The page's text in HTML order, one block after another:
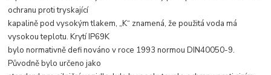
ochranu proti tryskající
kapalině pod vysokým tlakem, „K“ znamená, že použitá voda má
vysokou teplotu. Krytí IP69K
bylo normativně defi nováno v roce 1993 normou DIN40050-9.
Původně bylo určeno jako